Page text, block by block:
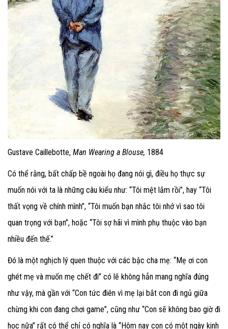
Gustave Caillebotte, Man Wearing a Blouse, 1884
Có thể rằng, bất chấp bề ngoài họ đang nói gì, điều họ thực sự
muốn nói với ta là những câu kiểu như: “Tôi mệt lắm rồi”, hay “Tôi
thất vọng về chính mình”, “Tôi muốn bạn nhắc tôi nhớ vì sao tôi
quan trọng với bạn”, hoặc “Tôi sợ hãi vì mình phụ thuộc vào bạn
nhiều đến thế.”
Đó là một nghịch lý quen thuộc với các bậc cha mẹ: “Mẹ ơi con
ghét mẹ và muốn mẹ chết đi” có lẽ không hẳn mang nghĩa đúng
như vậy, mà gần với “Con tức điên vì mẹ lại bắt con đi ngủ giữa
chừng khi con đang chơi game”, cũng như “Con sẽ không bao giờ đi
học nữa” rất có thể chỉ có nghĩa là “Hôm nay con có một ngày kinh